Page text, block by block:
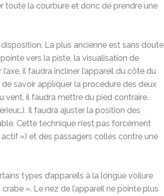
toute la courbure et donc de prendre une
La plus ancienne est sans doute
vers la piste, la visualisation de
il faudra incliner l’appareil du côté du
de savoir appliquer la procédure des deux
vent, il faudra mettre du pied contraire.
Il faudra ajuster la position des
Cette technique n’est pas forcément
») et des passagers collés contre une
types d’appareils à la longue voilure
». Le nez de l’appareil ne pointe plus